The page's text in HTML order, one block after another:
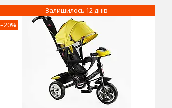
–20%
Залишилось 12 днів